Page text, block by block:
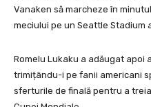
Vanaken să marcheze în
meciului pe un Seattle Stadium
Romelu Lukaku a adăugat apoi
trimițându-i pe fanii americani
sferturile de finală pentru a